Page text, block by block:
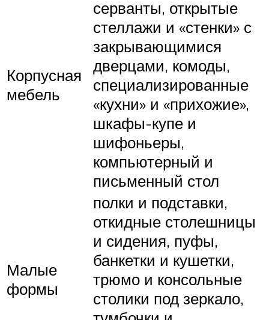
Корпусная
мебель
серванты, открытые
стеллажи и «стенки» с
закрывающимися
дверцами, комоды,
специализированные
«кухни» и «прихожие»,
шкафы-купе и
шифоньеры,
компьютерный и
письменный стол
Малые
формы
полки и подставки,
откидные столешницы
и сидения, пуфы,
банкетки и кушетки,
трюмо и консольные
столики под зеркало,